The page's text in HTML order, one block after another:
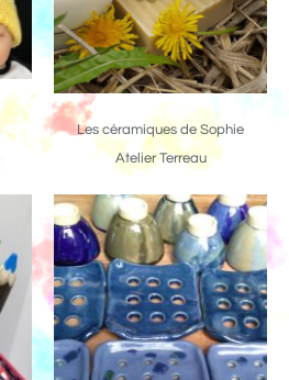
Les céramiques de Sophie
Atelier Terreau